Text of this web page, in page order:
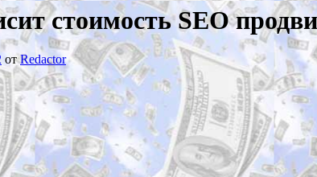
стоимость SEO
отRedactor